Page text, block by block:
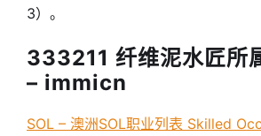
3）。
333211 纤维泥水匠所
– immicn
SOL – 澳洲SOL职业列表 Skilled